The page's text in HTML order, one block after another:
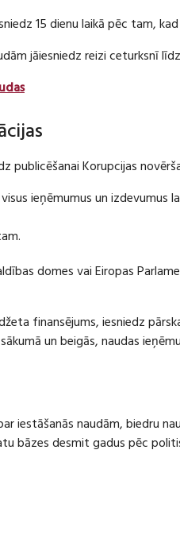
15 dienu laikā pēc tam,
jāiesniedz reizi ceturksnī
publicēšanai Korupcijas
ieņēmumus un izdevumus
domes vai Eiropas
finansējums, iesniedz
un beigās, naudas
iestāšanās naudām, biedru
bāzes desmit gadus pēc